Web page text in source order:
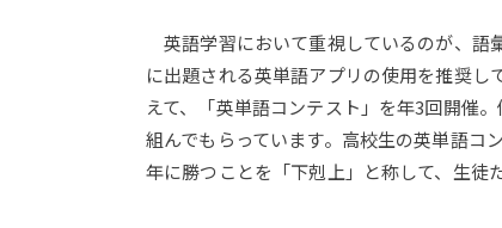
英語学習において重視しているのが、語
に出題される英単語アプリの使用を推奨し
えて、「英単語コンテスト」を年3回開催
組んでもらっています。高校生の英単語コ
年に勝つことを「下剋上」と称して、生徒